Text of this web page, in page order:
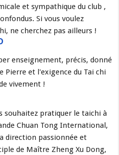
et sympathique du club ,
Si vous voulez
ne cherchez pas ailleurs !
enseignement, précis, donné
Pierre et l'exigence du Tai chi
vivement !
souhaitez pratiquer le taichi à
Chuan Tong International,
direction passionnée et
de Maître Zheng Xu Dong,